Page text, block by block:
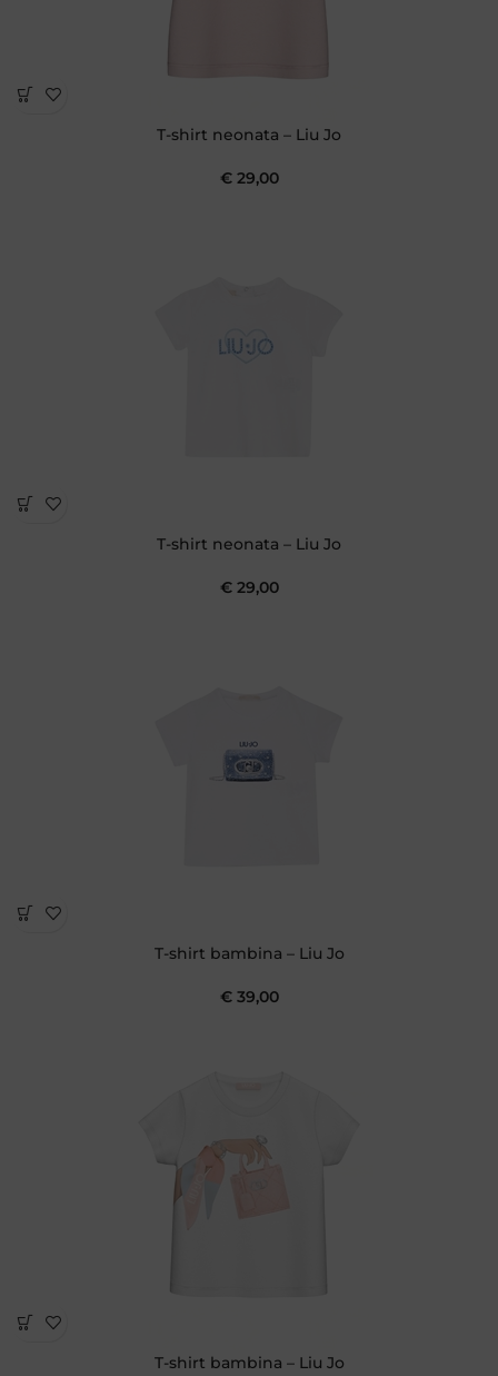
T-shirt neonata – Liu Jo
€29,00
T-shirt neonata – Liu Jo
€29,00
T-shirt bambina – Liu Jo
€39,00
T-shirt bambina – Liu Jo